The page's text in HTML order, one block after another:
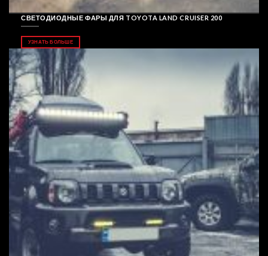
СВЕТОДИОДНЫЕ ФАРЫ ДЛЯ TOYOTA LAND CRUISER 200
УЗНАТЬ БОЛЬШЕ